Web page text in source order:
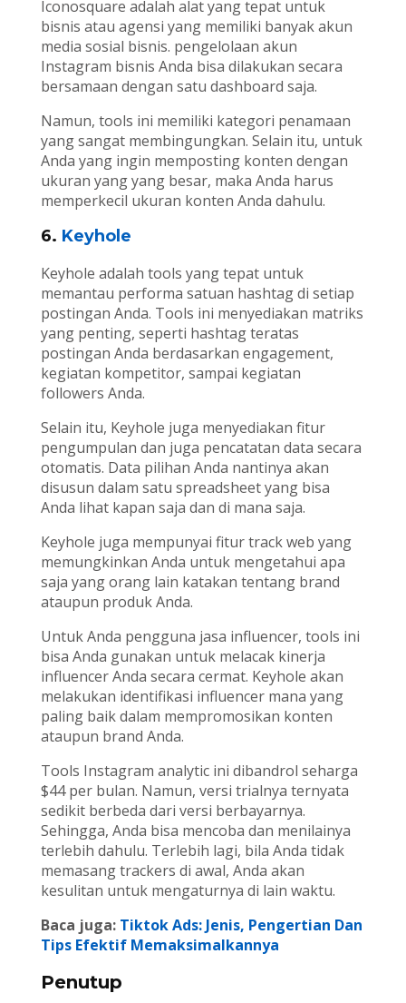
Iconosquare adalah alat yang tepat untuk
bisnis atau agensi yang memiliki banyak akun
media sosial bisnis. pengelolaan akun
Instagram bisnis Anda bisa dilakukan secara
bersamaan dengan satu dashboard saja.
Namun, tools ini memiliki kategori penamaan
yang sangat membingungkan. Selain itu, untuk
Anda yang ingin memposting konten dengan
ukuran yang yang besar, maka Anda harus
memperkecil ukuran konten Anda dahulu.
6. Keyhole
Keyhole adalah tools yang tepat untuk
memantau performa satuan hashtag di setiap
postingan Anda. Tools ini menyediakan matriks
yang penting, seperti hashtag teratas
postingan Anda berdasarkan engagement,
kegiatan kompetitor, sampai kegiatan
followers Anda.
Selain itu, Keyhole juga menyediakan fitur
pengumpulan dan juga pencatatan data secara
otomatis. Data pilihan Anda nantinya akan
disusun dalam satu spreadsheet yang bisa
Anda lihat kapan saja dan di mana saja.
Keyhole juga mempunyai fitur track web yang
memungkinkan Anda untuk mengetahui apa
saja yang orang lain katakan tentang brand
ataupun produk Anda.
Untuk Anda pengguna jasa influencer, tools ini
bisa Anda gunakan untuk melacak kinerja
influencer Anda secara cermat. Keyhole akan
melakukan identifikasi influencer mana yang
paling baik dalam mempromosikan konten
ataupun brand Anda.
Tools Instagram analytic ini dibandrol seharga
$44 per bulan. Namun, versi trialnya ternyata
sedikit berbeda dari versi berbayarnya.
Sehingga, Anda bisa mencoba dan menilainya
terlebih dahulu. Terlebih lagi, bila Anda tidak
memasang trackers di awal, Anda akan
kesulitan untuk mengaturnya di lain waktu.
Baca juga:Tiktok Ads: Jenis, Pengertian Dan
Tips Efektif Memaksimalkannya
Penutup